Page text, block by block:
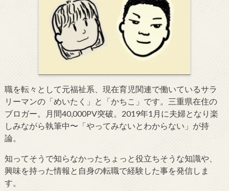
職を転々として元福祉系、現在育児関連で働いているサラ
リーマンの「めいたく」と「かちこ」です。三重県在住の
ブロガー。月間40,000PV突破。2019年1月に夫婦となり楽
しみながら執筆中〜「やってみないとわからない」が持
論。
知ってそうで知らなかったちょっと役立ちそうな知識や、
興味を持った情報と自身の転職で経験した事を発信しま
す。